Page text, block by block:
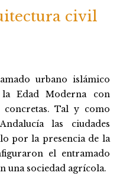
civil
urbano islámico
Edad Moderna con
concretas. Tal y como
las ciudades
por la presencia de la
el entramado
una sociedad agrícola.